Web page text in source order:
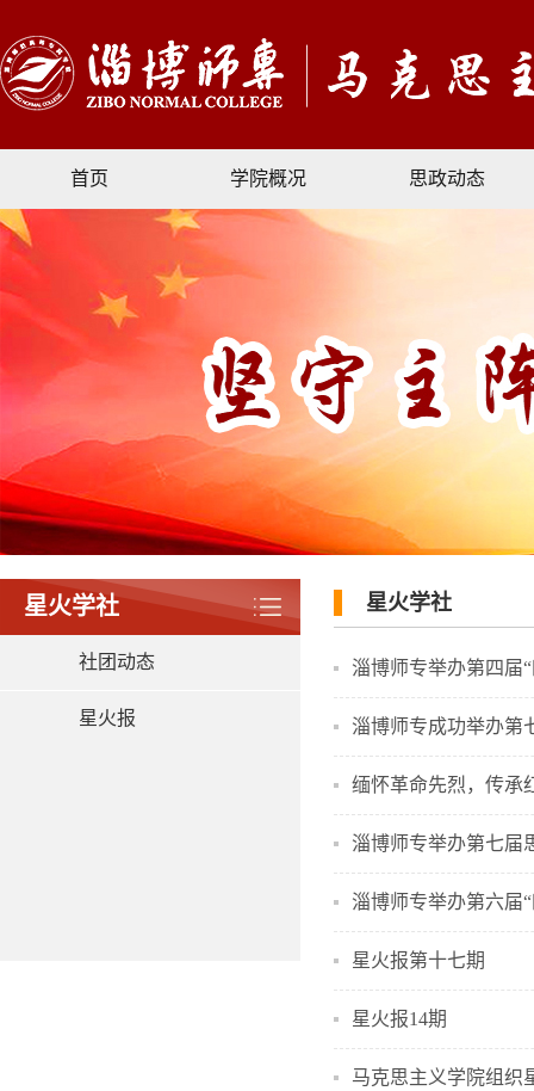
首页 学院概况 思政动态
星火学社
社团动态
星火报
星火学社
淄博师专举办第四届
淄博师专成功举办第
缅怀革命先烈，传
淄博师专举办第七届
淄博师专举办第六届
星火报第十七期
星火报14期
马克思主义学院组织